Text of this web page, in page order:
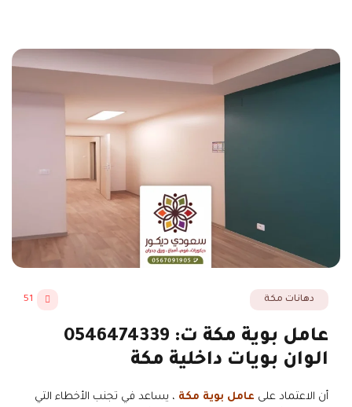
دهانات مكة 51
عامل بوية مكة ت: 0546474339
الوان بويات داخلية مكة
أن الاعتماد على عامل بوية مكة ، يساعد في تجنب الأخطاء التي